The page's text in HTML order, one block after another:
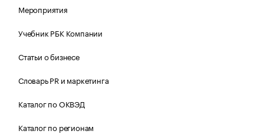
Мероприятия
Учебник РБК Компании
Статьи о бизнесе
Словарь PR и маркетинга
Каталог по ОКВЭД
Каталог по регионам